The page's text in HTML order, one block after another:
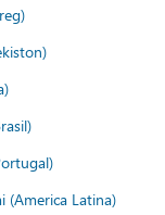
(America Latina)